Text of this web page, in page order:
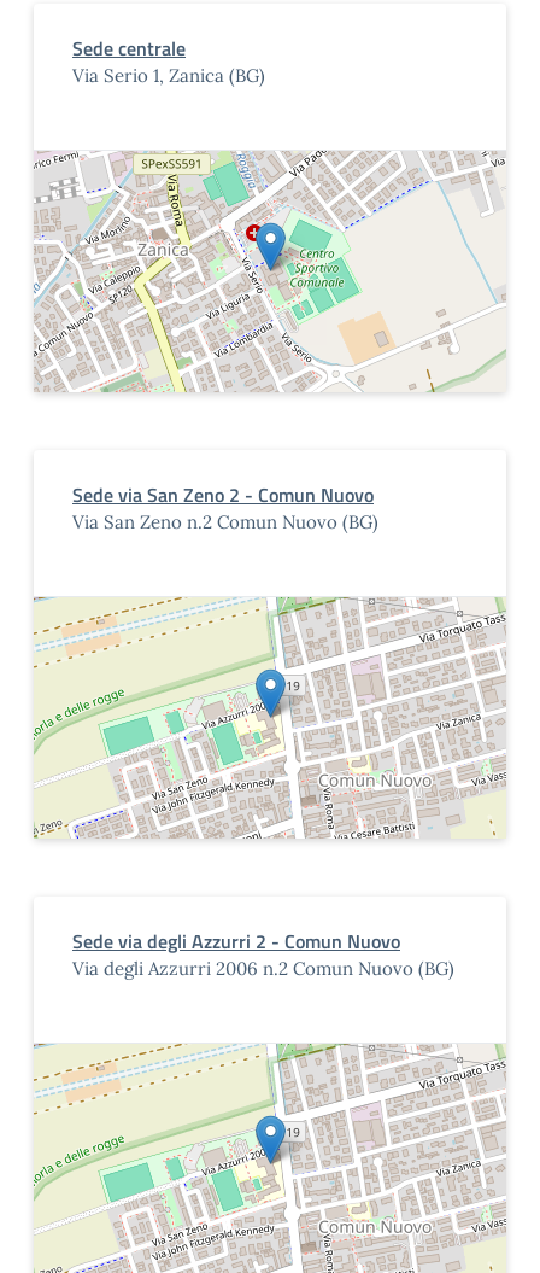
Sede centrale
Via Serio 1, Zanica (BG)
Sede via San Zeno 2 - Comun Nuovo
Via San Zeno n.2 Comun Nuovo (BG)
Sede via degli Azzurri 2 - Comun Nuovo
Via degli Azzurri 2006 n.2 Comun Nuovo (BG)